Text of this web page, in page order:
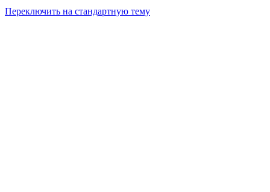
Переключить на стандартную тему